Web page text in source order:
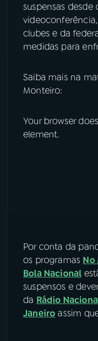
YouTube
Instagram
suspensas desde
clubes e da
medidas para
Saiba mais na
Monteiro:
Your browser
element.
Por conta da
os programas No
Bola Nacional
suspensos e
da Rádio
Janeiro assim